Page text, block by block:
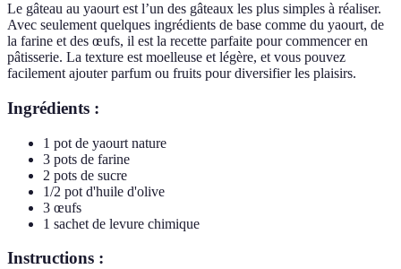
Le gâteau au yaourt est l’un des gâteaux les plus simples à réaliser.
Avec seulement quelques ingrédients de base comme du yaourt, de
la farine et des œufs, il est la recette parfaite pour commencer en
pâtisserie. La texture est moelleuse et légère, et vous pouvez
facilement ajouter parfum ou fruits pour diversifier les plaisirs.
Ingrédients :
1 pot de yaourt nature
3 pots de farine
2 pots de sucre
1/2 pot d'huile d'olive
3 œufs
1 sachet de levure chimique
Instructions :